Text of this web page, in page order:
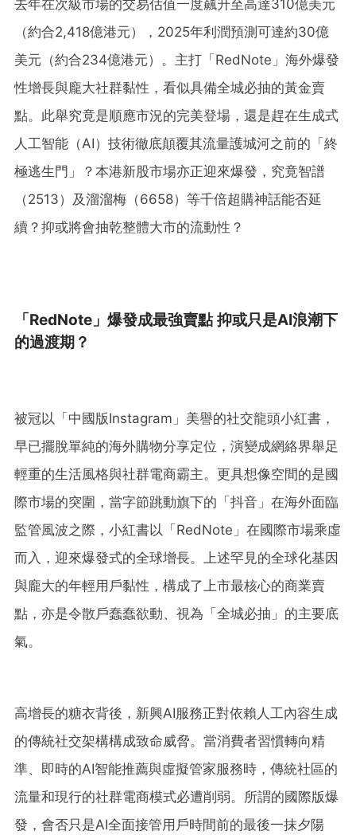
去年在次級市場的交易估值一度飆升至高達310億美元
（約合2,418億港元），2025年利潤預測可達約30億
美元（約合234億港元）。主打「RedNote」海外爆發
性增長與龐大社群黏性，看似具備全城必抽的黃金賣
點。此舉究竟是順應市況的完美登場，還是趕在生成式
人工智能（AI）技術徹底顛覆其流量護城河之前的「終
極逃生門」？本港新股市場亦正迎來爆發，究竟智譜
（2513）及溜溜梅（6658）等千倍超購神話能否延
續？抑或將會抽乾整體大市的流動性？
「RedNote」爆發成最強賣點 抑或只是AI浪潮下
的過渡期？
被冠以「中國版Instagram」美譽的社交龍頭小紅書，
早已擺脫單純的海外購物分享定位，演變成網絡界舉足
輕重的生活風格與社群電商霸主。更具想像空間的是國
際市場的突圍，當字節跳動旗下的「抖音」在海外面臨
監管風波之際，小紅書以「RedNote」在國際市場乘虛
而入，迎來爆發式的全球增長。上述罕見的全球化基因
與龐大的年輕用戶黏性，構成了上市最核心的商業賣
點，亦是令散戶蠢蠢欲動、視為「全城必抽」的主要底
氣。
高增長的糖衣背後，新興AI服務正對依賴人工內容生成
的傳統社交架構構成致命威脅。當消費者習慣轉向精
準、即時的AI智能推薦與虛擬管家服務時，傳統社區的
流量和現行的社群電商模式必遭削弱。所謂的國際版爆
發，會否只是AI全面接管用戶時間前的最後一抹夕陽